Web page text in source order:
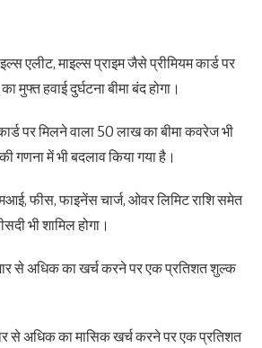
एलीट, माइल्स प्राइम जैसे प्रीमियम कार्ड पर
मुफ्त हवाई दुर्घटना बीमा बंद होगा।
पर मिलने वाला 50 लाख का बीमा कवरेज भी
गणना में भी बदलाव किया गया है।
फीस, फाइनेंस चार्ज, ओवर लिमिट राशि समेत
भी शामिल होगा।
से अधिक का खर्च करने पर एक प्रतिशत शुल्क
से अधिक का मासिक खर्च करने पर एक प्रतिशत